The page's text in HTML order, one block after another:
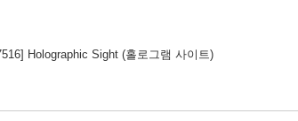
Holographic Sight (홀로그램 사이트)